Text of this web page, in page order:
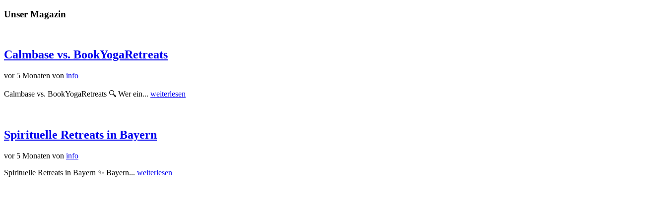
Unser Magazin
Calmbase vs. BookYogaRetreats
vor 5 Monaten von info
Calmbase vs. BookYogaRetreats 🔍 Wer ein... weiterlesen
Spirituelle Retreats in Bayern
vor 5 Monaten von info
Spirituelle Retreats in Bayern ✨ Bayern... weiterlesen